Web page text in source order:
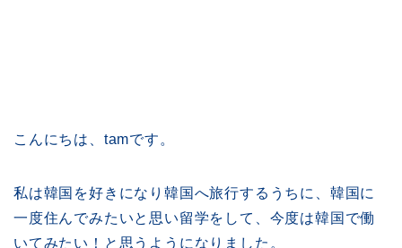
こんにちは、tamです。
私は韓国を好きになり韓国へ旅行するうちに、韓国に
一度住んでみたいと思い留学をして、今度は韓国で働
いてみたい！と思うようになりました。